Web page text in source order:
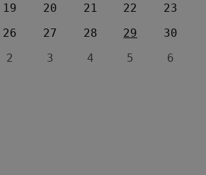
19 20 21 22
23
26 27 28 29
30
2 3 4 5 6